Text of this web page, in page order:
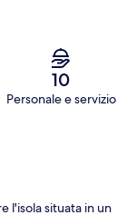
10
Personale e servizio
l'isola situata in un